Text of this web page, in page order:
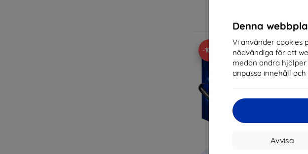
Denna
Vi använder cookies
nödvändiga för att
medan andra
anpassa innehåll och
Avvisa
I lager 3 st
-10%